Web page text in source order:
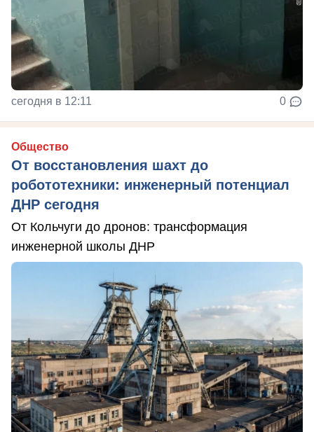
сегодня в 12:11 0
Общество
От восстановления шахт до
робототехники: инженерный потенциал
ДНР сегодня
От Кольчуги до дронов: трансформация
инженерной школы ДНР